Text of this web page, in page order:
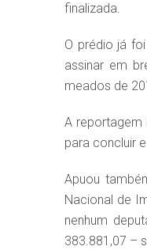
finalizada.
O prédio já
assinar em
meados de
A reportagem
para concluir
Apuou
Nacional de
nenhum
383.881,07 –